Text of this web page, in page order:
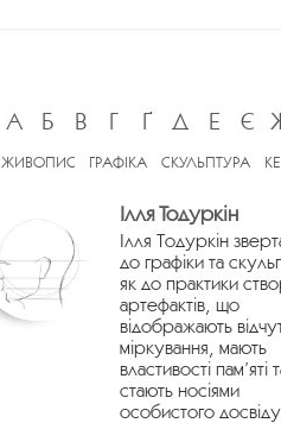
А Б В Г Ґ Д Е Є
ЖИВОПИС ГРАФІКА СКУЛЬПТУРА
Ілля Тодуркін
Ілля Тодуркін
до графіки та
як до практики
артефактів, що
відображають
міркування, мають
властивості пам’яті
стають носіями
особистого досвіду